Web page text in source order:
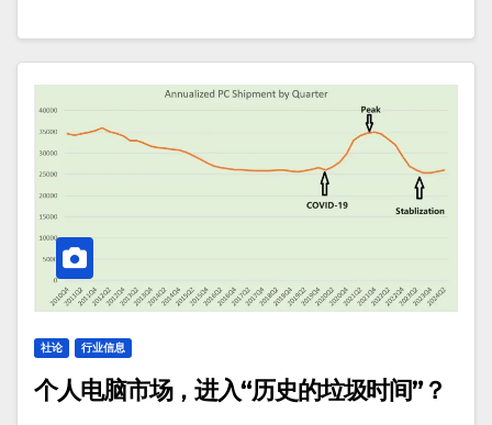
社论 行业信息
个人电脑市场，进入“历史的垃圾时间”？